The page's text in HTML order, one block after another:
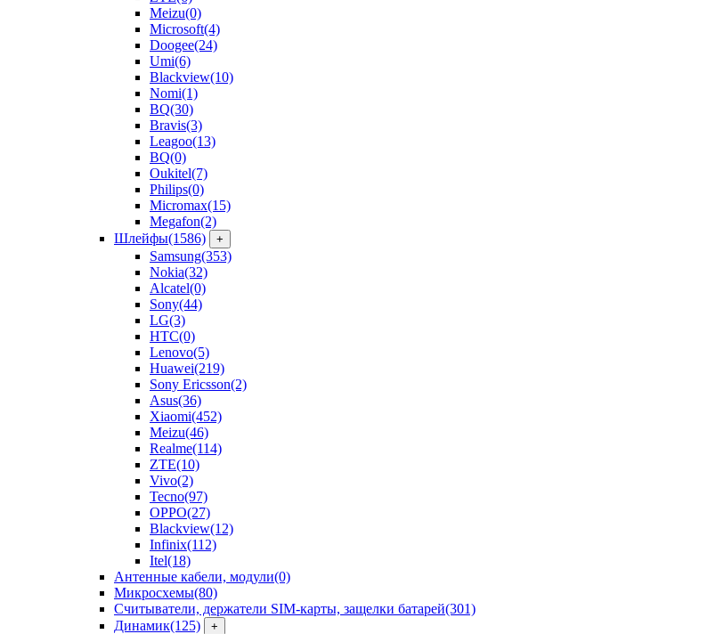
Meizu(0)
Microsoft(4)
Doogee(24)
Umi(6)
Blackview(10)
Nomi(1)
BQ(30)
Bravis(3)
Leagoo(13)
BQ(0)
Oukitel(7)
Philips(0)
Micromax(15)
Megafon(2)
Шлейфы(1586) +
Samsung(353)
Nokia(32)
Alcatel(0)
Sony(44)
LG(3)
HTC(0)
Lenovo(5)
Huawei(219)
Sony Ericsson(2)
Asus(36)
Xiaomi(452)
Meizu(46)
Realme(114)
ZTE(10)
Vivo(2)
Tecno(97)
OPPO(27)
Blackview(12)
Infinix(112)
Itel(18)
Антенные кабели, модули(0)
Микросхемы(80)
Считыватели, держатели SIM-карты, защелки батарей(301)
Динамик(125) +